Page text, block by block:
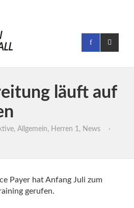
läuft auf
, Allgemein, Herren 1, News
·
Payer hat Anfang Juli zum
gerufen.